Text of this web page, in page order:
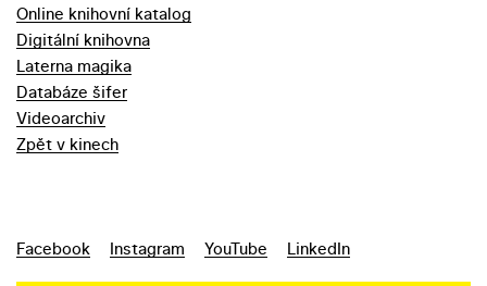
Online knihovní katalog
Digitální knihovna
Laterna magika
Databáze šifer
Videoarchiv
Zpět v kinech
Facebook Instagram YouTube LinkedIn